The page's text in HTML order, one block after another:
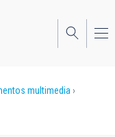
multimedia